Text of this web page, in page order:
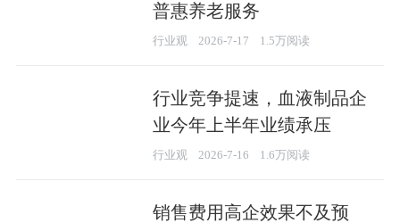
普惠养老服务
行业观 2026-7-17 1.5万阅读
行业竞争提速，血液制品企
业今年上半年业绩承压
行业观 2026-7-16 1.6万阅读
销售费用高企效果不及预